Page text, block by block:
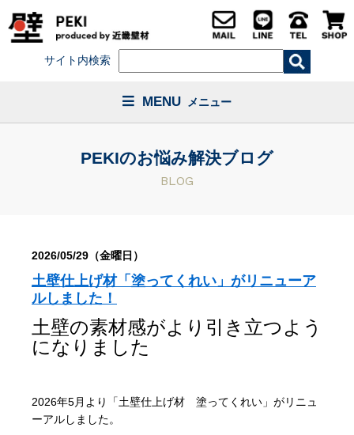
サイト内検索
MENU メニュー
PEKIのお悩み解決ブログ
BLOG
2026/05/29（金曜日）
土壁仕上げ材「塗ってくれい」がリニューア
ルしました！
土壁の素材感がより引き立つよう
になりました
2026年5月より「土壁仕上げ材 塗ってくれい」がリニュ
ーアルしました。